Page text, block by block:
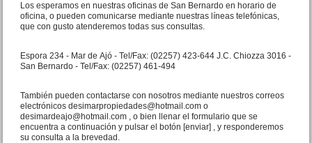
Duplex 3 amb. Av. Mitre 3130
Los esperamos en nuestras oficinas de San Bernardo en horario de
oficina, o pueden comunicarse mediante nuestras líneas telefónicas,
que con gusto atenderemos todas sus consultas.
Espora 234 - Mar de Ajó - Tel/Fax: (02257) 423-644 J.C. Chiozza 3016 -
San Bernardo - Tel/Fax: (02257) 461-494
También pueden contactarse con nosotros mediante nuestros correos
electrónicos desimarpropiedades@hotmail.com o
desimardeajo@hotmail.com , o bien llenar el formulario que se
encuentra a continuación y pulsar el botón [enviar] , y responderemos
su consulta a la brevedad.